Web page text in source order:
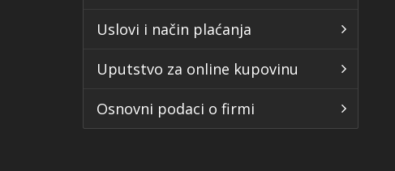
Uslovi i način plaćanja
Uputstvo za online kupovinu
Osnovni podaci o firmi